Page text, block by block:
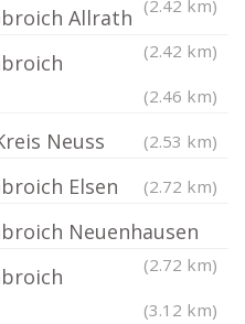
(2.42 km)
Allrath
(2.42 km)
(2.46 km)
Neuss (2.53 km)
Elsen (2.72 km)
Neuenhausen
(2.72 km)
(3.12 km)